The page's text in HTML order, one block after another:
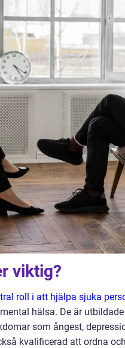
viktig?
roll i att hjälpa sjuka
hälsa. De är
som ångest,
kvalificerad att ordna